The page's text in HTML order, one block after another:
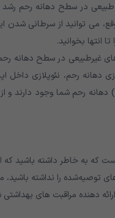
در سطح دهانه رحم رشد
می توانید از سرطانی شدن
تا انتها بخوانید.
در سطح دهانه
رحم شما وجود دارند و از
به خاطر داشته باشید که
را نداشته
دهنده مراقبت های